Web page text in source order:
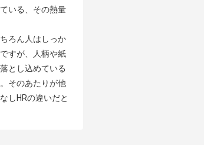
いる、その熱量
ろん人はしっか
すが、人柄や紙
とし込めている
そのあたりが他
しHRの違いだと